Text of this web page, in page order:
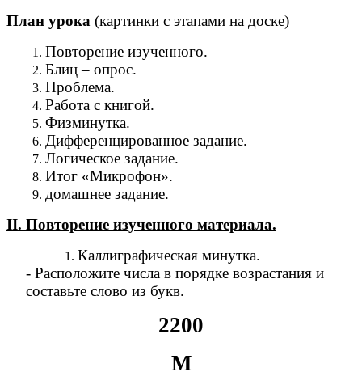
План урока (картинки с этапами на доске)
Повторение изученного.
Блиц – опрос.
Проблема.
Работа с книгой.
Физминутка.
Дифференцированное задание.
Логическое задание.
Итог «Микрофон».
домашнее задание.
ІІ. Повторение изученного материала.
Каллиграфическая минутка.
- Расположите числа в порядке возрастания и
составьте слово из букв.
2200
М